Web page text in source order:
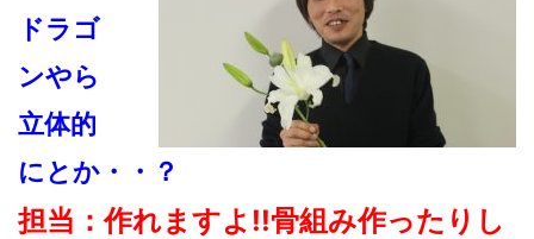
ドラゴ
ンやら
立体的
にとか・・？
担当：作れますよ!!骨組み作ったりし